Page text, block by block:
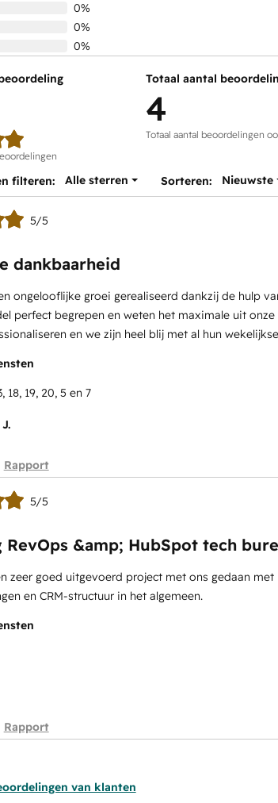
0%
0%
0%
Totaal aantal
4
Totaal aantal beoordelingen
filteren:
Alle sterren Sorteren: Nieuwste
5/5
dankbaarheid
ongelooflijke groei gerealiseerd dankzij de hulp
perfect begrepen en weten het maximale uit
en we zijn heel blij met al hun
18, 19, 20, 5 en 7
Rapport
5/5
RevOps &amp; HubSpot tech
zeer goed uitgevoerd project met ons gedaan
en CRM-structuur in het algemeen.
Rapport
van klanten